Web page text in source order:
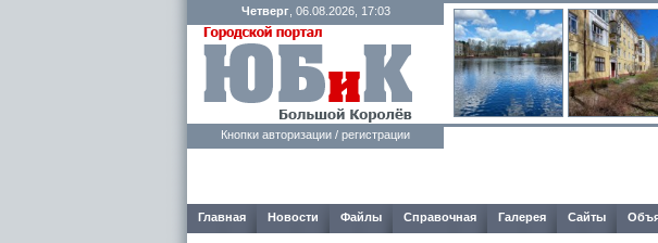
Четверг, 06.08.2026, 17:03
Кнопки авторизации / регистрации
Главная Новости Файлы Справочная Галерея Сайты